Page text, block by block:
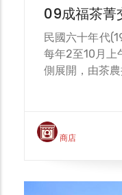
09成福茶菁
民國六十年代
每年2至10月上
側展開，由茶
民國七十八年
合資，共同興
茶產業沒落，
商店